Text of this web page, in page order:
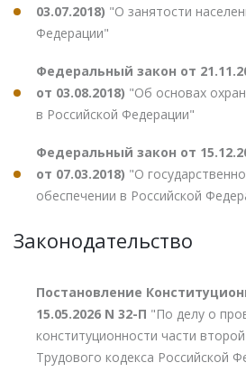
03.07.2018) "О занятости
Федерации"
Федеральный закон от
от 03.08.2018) "Об основах
в Российской Федерации"
Федеральный закон от
от 07.03.2018) "О
обеспечении в Российской
Законодательство
Постановление
15.05.2026 N 32-П "По делу о
конституционности части
Трудового кодекса Российской